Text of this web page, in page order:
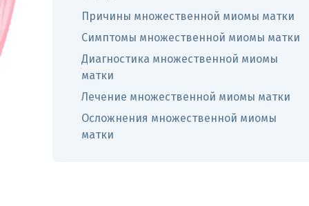
Причины множественной миомы матки
Симптомы множественной миомы матки
Диагностика множественной миомы
матки
Лечение множественной миомы матки
Осложнения множественной миомы
матки